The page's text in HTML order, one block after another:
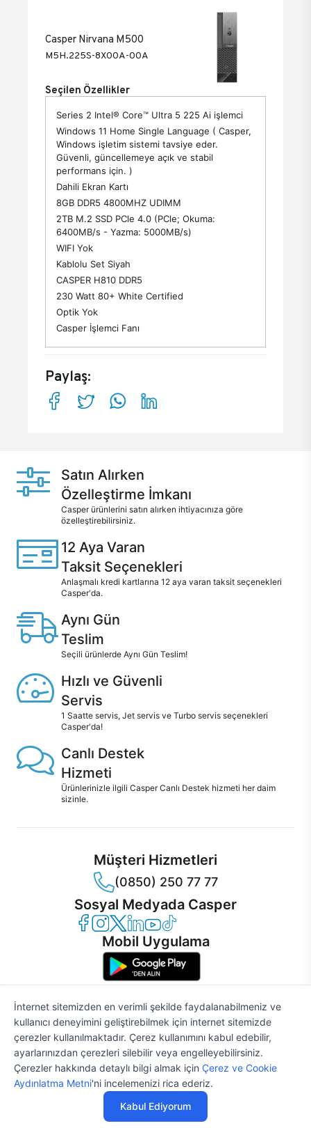
Casper Nirvana M500
M5H.225S-8X00A-00A
Seçilen Özellikler
Series 2 Intel® Core™ Ultra 5 225 Ai işlemci
Windows 11 Home Single Language ( Casper,
Windows işletim sistemi tavsiye eder.
Güvenli, güncellemeye açık ve stabil
performans için. )
Dahili Ekran Kartı
8GB DDR5 4800MHZ UDIMM
2TB M.2 SSD PCle 4.0 (PCle; Okuma:
6400MB/s - Yazma: 5000MB/s)
WIFI Yok
Kablolu Set Siyah
CASPER H810 DDR5
230 Watt 80+ White Certified
Optik Yok
Casper İşlemci Fanı
Paylaş:
Satın Alırken
Özelleştirme İmkanı
Casper ürünlerini satın alırken ihtiyacınıza göre
özelleştirebilirsiniz.
12 Aya Varan
Taksit Seçenekleri
Anlaşmalı kredi kartlarına 12 aya varan taksit seçenekleri
Casper'da.
Aynı Gün
Teslim
Seçili ürünlerde Aynı Gün Teslim!
Hızlı ve Güvenli
Servis
1 Saatte servis, Jet servis ve Turbo servis seçenekleri
Casper'da!
Canlı Destek
Hizmeti
Ürünlerinizle ilgili Casper Canlı Destek hizmeti her daim
sizinle.
Müşteri Hizmetleri
(0850) 250 77 77
Sosyal Medyada Casper
Casper Facebook
Casper Instagram
Casper Twitter
Casper LinkedIn
Casper YouTube
Casper TikTok
Mobil Uygulama
© 2021 - 2026 Casper Bilgisayar Sistemleri A.Ş. Tüm Hakları Saklıdır
KVKK
Çerez Politikası
Bilgi Güvenliği
Bilgi Toplumu Hizmetleri
Mesafeli Satış Sözleşmesi
Aydınlatma Metni
İnternet sitemizden en verimli şekilde faydalanabilmeniz ve
kullanıcı deneyimini geliştirebilmek için internet sitemizde
çerezler kullanılmaktadır. Çerez kullanımını kabul edebilir,
ayarlarınızdan çerezleri silebilir veya engelleyebilirsiniz.
Çerezler hakkında detaylı bilgi almak için Çerez ve Cookie
Aydınlatma Metni'ni incelemenizi rica ederiz.
Kabul Ediyorum